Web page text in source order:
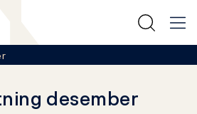
desember